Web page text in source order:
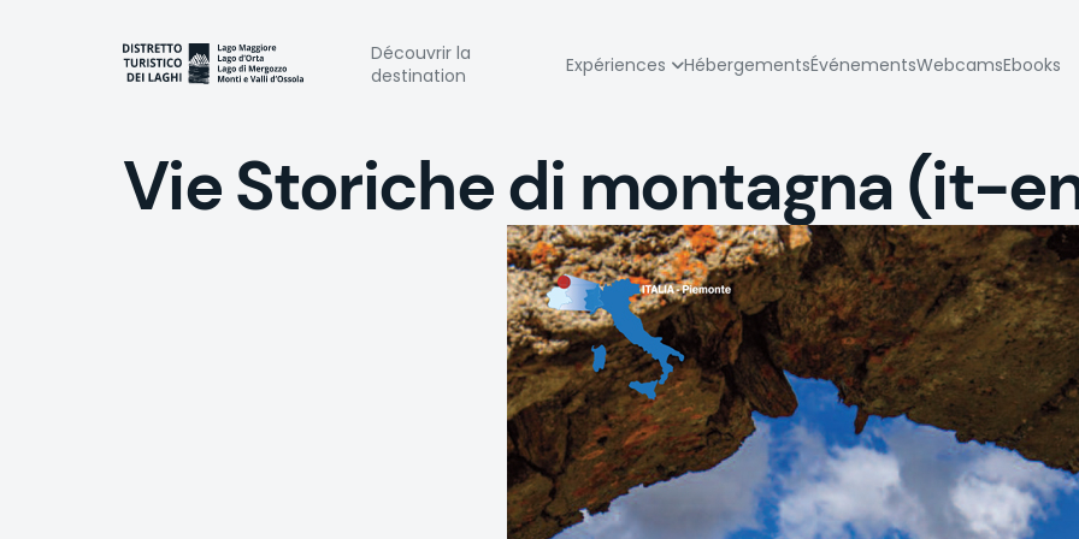
Navigazione
principale
Découvrir la
destination
Expériences HébergementsÉvénementsWebcamsEbooks
Vie Storiche di montagna (it-